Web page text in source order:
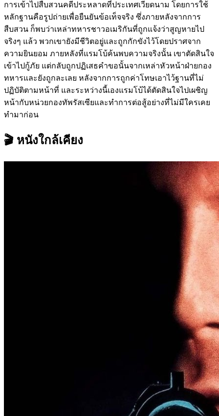
การเข้าไปสืบสวนคดีประหลาดที่ประเทศเวียดนาม โดยการใช้
หลักฐานคือรูปถ่ายเพื่อยืนยันข้อเท็จจริง ซึ่งภายหลังจากการ
สืบสวน ก็พบว่าเหล่าทหารชาวอเมริกันที่ถูกแจ้งว่าสูญหายไป
จริงๆ แล้ว พวกเขายังมีชีวิตอยู่และถูกกักขังไว้โดยปราศจาก
ความยินยอม ภายหลังที่แรมโบ้ค้นพบความจริงนั้น เขาตัดสินใจ
เข้าไปกู้ภัย แต่กลับถูกปฏิเสธคำขอนั้นจากเหล่าหัวหน้าฝ่ายกอง
ทหารและยังถูกละเลย หลังจากการถูกค่าโทษเอาไว้ฐานที่ไม่
ปฏิบัติตามหน้าที่ และระหว่างนี้เองแรมโบ้ได้ตัดสินใจไปเผชิญ
หน้ากับหน่วยกองทัพรัสเซียและทำการต่อสู้อย่างที่ไม่มีใครเคย
ทำมาก่อน
🎬 หนังใกล้เคียง